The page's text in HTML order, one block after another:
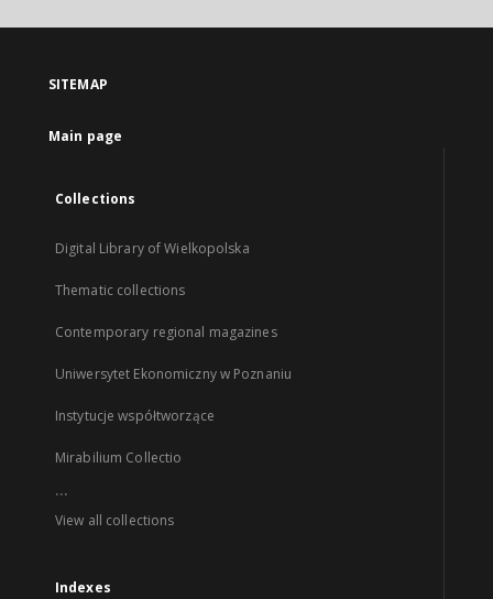
SITEMAP
Main page
Collections
Digital Library of Wielkopolska
Thematic collections
Contemporary regional magazines
Uniwersytet Ekonomiczny w Poznaniu
Instytucje współtworzące
Mirabilium Collectio
...
View all collections
Indexes